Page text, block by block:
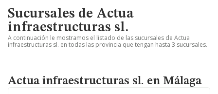
Sucursales de Actua
infraestructuras sl.
A continuación le mostramos el listado de las sucursales de Actua
infraestructuras sl. en todas las provincia que tengan hasta 3 sucursales.
Actua infraestructuras sl. en Málaga